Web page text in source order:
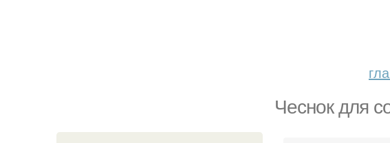
Чеснок для